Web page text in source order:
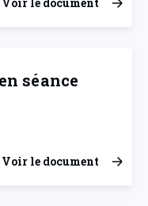
séance
Voir le document